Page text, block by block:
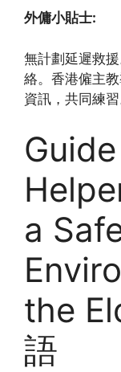
外傭小貼士:
無計劃延遲救
絡。香港僱主
資訊，共同練習
a
the
語